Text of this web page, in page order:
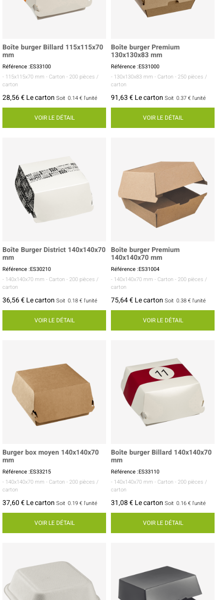
Boîte burger Billard 115x115x70
mm
Référence :ES33100
- 115x115x70 mm - Carton - 200 pièces /
carton
28,56 € Le carton Soit 0.14 € l'unité
VOIR LE DÉTAIL
Boîte burger Premium
130x130x83 mm
Référence :ES31000
- 130x130x83 mm - Carton - 250 pièces /
carton
91,63 € Le carton Soit 0.37 € l'unité
VOIR LE DÉTAIL
Boîte Burger District 140x140x70
mm
Référence :ES30210
- 140x140x70 mm - Carton - 200 pièces /
carton
36,56 € Le carton Soit 0.18 € l'unité
VOIR LE DÉTAIL
Boîte burger Premium
140x140x70 mm
Référence :ES31004
- 140x140x70 mm - Carton - 200 pièces /
carton
75,64 € Le carton Soit 0.38 € l'unité
VOIR LE DÉTAIL
Burger box moyen 140x140x70
mm
Référence :ES33215
- 140x140x70 mm - Carton - 200 pièces /
carton
37,60 € Le carton Soit 0.19 € l'unité
VOIR LE DÉTAIL
Boîte burger Billard 140x140x70
mm
Référence :ES33110
- 140x140x70 mm - Carton - 200 pièces /
carton
31,08 € Le carton Soit 0.16 € l'unité
VOIR LE DÉTAIL